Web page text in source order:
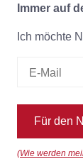
Immer auf
Ich möchte
Für den
(Wie werden